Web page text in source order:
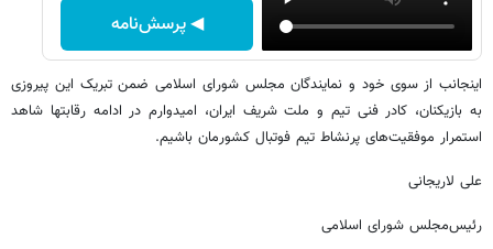
◀ پرسش‌نامه
اینجانب از سوی خود و نمایندگان مجلس شورای اسلامی ضمن تبریک این پیروزی
به بازیکنان، کادر فنی تیم و ملت شریف ایران، امیدوارم در ادامه رقابتها شاهد
استمرار موفقیت‌های پرنشاط تیم فوتبال کشورمان باشیم.
علی لاریجانی
رئیس‌مجلس شورای اسلامی